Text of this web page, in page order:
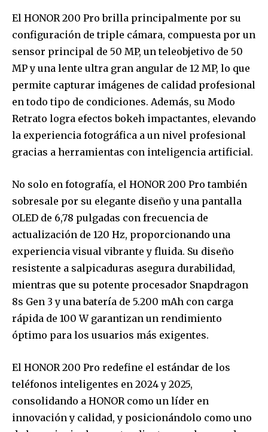
Join our community of
SUBSCRIBERS and be part of the
conversation.
To subscribe, simply enter your email address on our website
or click the subscribe button below. Don't worry, we respect
your privacy and won't spam your inbox. Your information is
safe with us.
SUBSCRIBE
El HONOR 200 Pro brilla principalmente por su
configuración de triple cámara, compuesta por un
sensor principal de 50 MP, un teleobjetivo de 50
MP y una lente ultra gran angular de 12 MP, lo que
permite capturar imágenes de calidad profesional
en todo tipo de condiciones. Además, su Modo
Retrato logra efectos bokeh impactantes, elevando
la experiencia fotográfica a un nivel profesional
gracias a herramientas con inteligencia artificial.
No solo en fotografía, el HONOR 200 Pro también
sobresale por su elegante diseño y una pantalla
OLED de 6,78 pulgadas con frecuencia de
actualización de 120 Hz, proporcionando una
experiencia visual vibrante y fluida. Su diseño
resistente a salpicaduras asegura durabilidad,
mientras que su potente procesador Snapdragon
8s Gen 3 y una batería de 5.200 mAh con carga
rápida de 100 W garantizan un rendimiento
óptimo para los usuarios más exigentes.
El HONOR 200 Pro redefine el estándar de los
teléfonos inteligentes en 2024 y 2025,
consolidando a HONOR como un líder en
innovación y calidad, y posicionándolo como uno